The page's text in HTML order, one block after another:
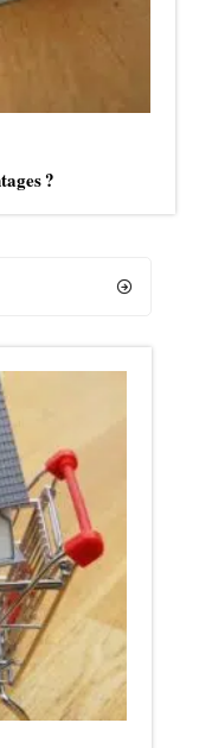
?